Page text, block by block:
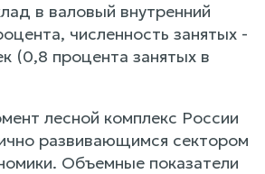
в валовый внутренний
численность занятых -
(0,8 процента занятых в
лесной комплекс России
развивающимся сектором
Объемные показатели